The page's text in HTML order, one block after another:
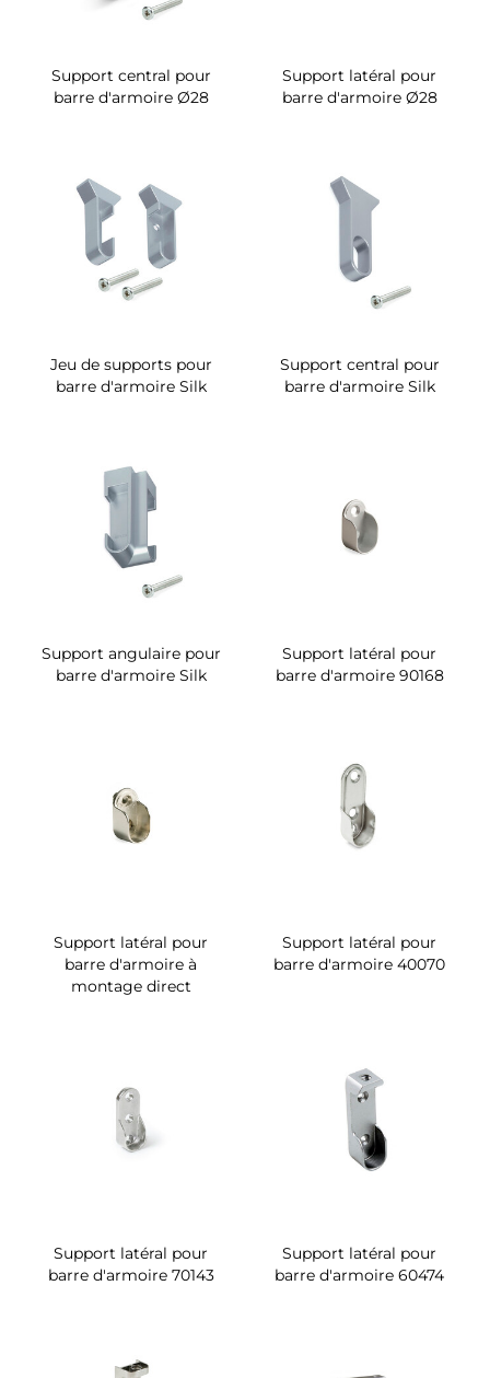
Support central pour
barre d'armoire Ø28
Support latéral pour
barre d'armoire Ø28
Jeu de supports pour
barre d'armoire Silk
Support central pour
barre d'armoire Silk
Support angulaire pour
barre d'armoire Silk
Support latéral pour
barre d'armoire 90168
Support latéral pour
barre d'armoire à
montage direct
Support latéral pour
barre d'armoire 40070
Support latéral pour
barre d'armoire 70143
Support latéral pour
barre d'armoire 60474